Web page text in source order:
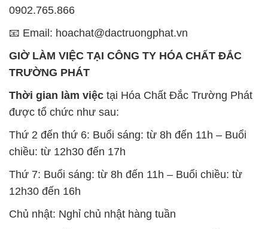
0902.765.866
📧 Email: hoachat@dactruongphat.vn
GIỜ LÀM VIỆC TẠI CÔNG TY HÓA CHẤT ĐẮC
TRƯỜNG PHÁT
Thời gian làm việc tại Hóa Chất Đắc Trường Phát
được tổ chức như sau:
Thứ 2 đến thứ 6: Buổi sáng: từ 8h đến 11h – Buổi
chiều: từ 12h30 đến 17h
Thứ 7: Buổi sáng: từ 8h đến 11h – Buổi chiều: từ
12h30 đến 16h
Chủ nhật: Nghỉ chủ nhật hàng tuần